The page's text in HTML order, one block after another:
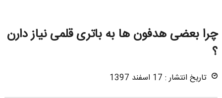
چرا بعضی هدفون ها به باتری قلمی نیاز دارن
؟
تاریخ انتشار : 17 اسفند 1397